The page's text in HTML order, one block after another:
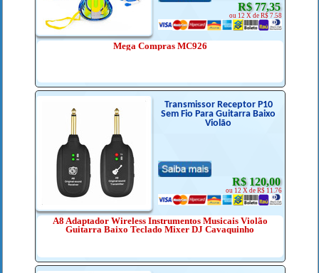
R$ 77,35
ou 12 X de R$ 7.58
Mega Compras MC926
Transmissor Receptor P10
Sem Fio Para Guitarra Baixo
Violão
R$ 120,00
ou 12 X de R$ 11.76
A8 Adaptador Wireless Instrumentos Musicais Violão
Guitarra Baixo Teclado Mixer DJ Cavaquinho